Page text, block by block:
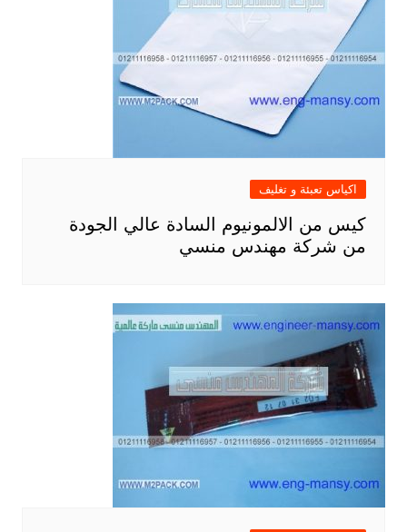
اكياس تعبئة و تغليف
كيس من الالمونيوم السادة عالي الجودة
من شركة مهندس منسي